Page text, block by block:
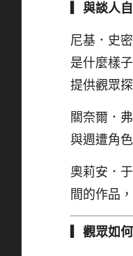
▎與談人
尼基．史
是什麼樣
提供觀眾
關奈爾．
與週遭角
奧莉安．
間的作品
▎觀眾如